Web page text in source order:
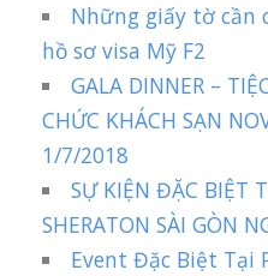
Những giấy tờ cần
hồ sơ visa Mỹ F2
GALA DINNER –
CHỨC KHÁCH SẠN
1/7/2018
SỰ KIỆN ĐẶC BIỆT
SHERATON SÀI GÒN
Event Đặc Biệt Tại